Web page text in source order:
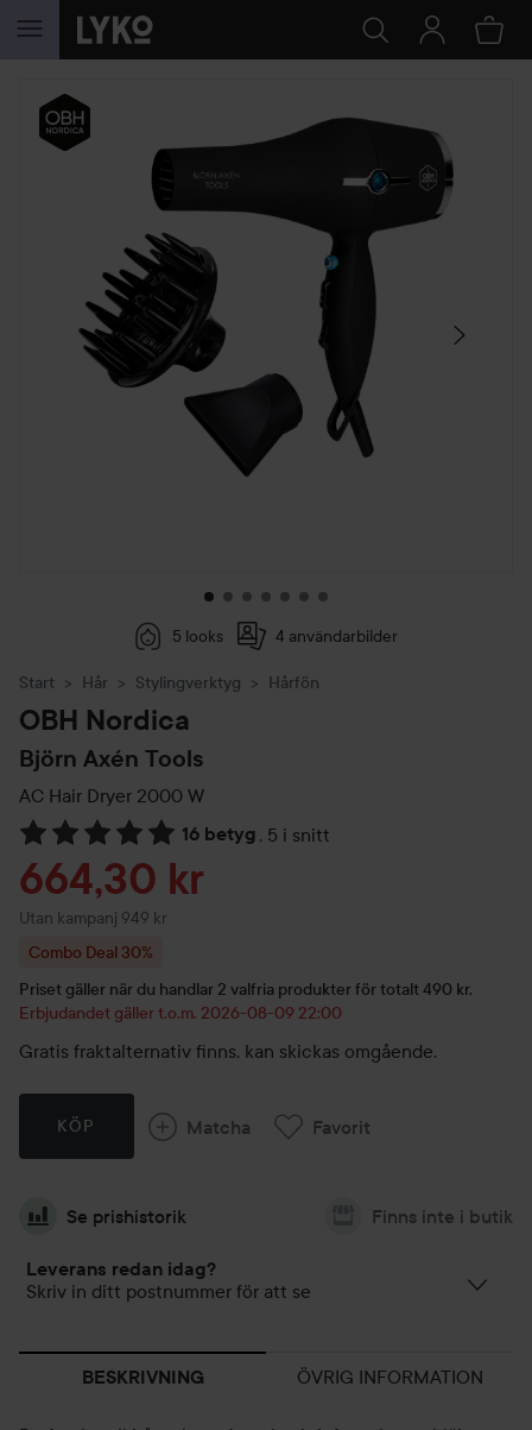
HOPPA TILL INNEHÅLLET
HOPPA ÖVER SEKTIONEN
5 looks 4 användarbilder
Start Hår Stylingverktyg Hårfön
OBH Nordica
Björn Axén Tools
AC Hair Dryer 2000 W
16 betyg , 5 i snitt
Hoppa till Betyg & kommentarer
Reapris
664,30 kr
Utan kampanj 949 kr
Combo Deal 30%
Priset gäller när du handlar 2 valfria produkter för totalt 490 kr.
Erbjudandet gäller t.o.m. 2026-08-09 22:00
Gratis fraktalternativ finns, kan skickas omgående.
KÖP Matcha Favorit
Se prishistorik Finns inte i butik
Leverans redan idag?
Skriv in ditt postnummer för att se
BESKRIVNING ÖVRIG INFORMATION